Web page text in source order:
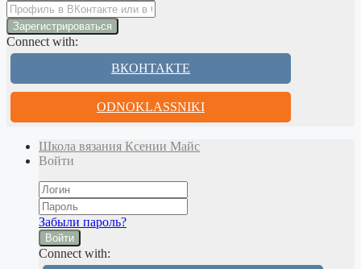
Connect with:
ВКОНТАКТЕ
ODNOKLASSNIKI
Школа вязания Ксении Майс
Войти
Забыли пароль?
Войти
Connect with: